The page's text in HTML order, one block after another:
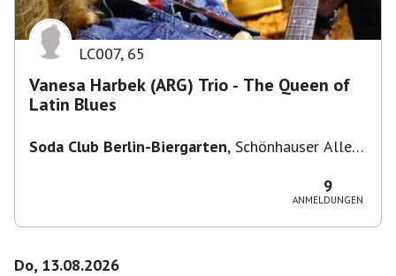
LC007, 65
Vanesa Harbek (ARG) Trio - The Queen of
Latin Blues
Soda Club Berlin-Biergarten, Schönhauser Allee
9
ANMELDUNGEN
Do, 13.08.2026